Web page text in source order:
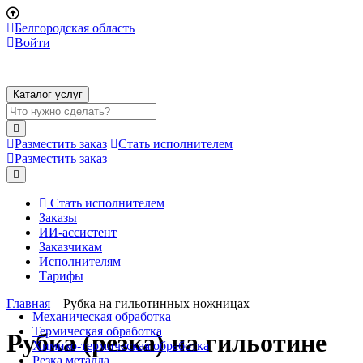
Белгородская область
Войти
Каталог услуг
Разместить заказ
Стать исполнителем
Разместить заказ
Стать исполнителем
Заказы
ИИ-ассистент
Заказчикам
Исполнителям
Тарифы
Механическая обработка
Термическая обработка
Химико-термическая обработка
Резка металла
Главная—Рубка на гильотинных ножницах
Рубка (резка) на гильотине